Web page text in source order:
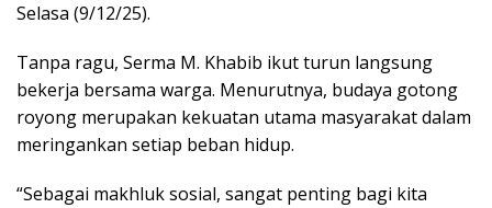
Selasa (9/12/25).
Tanpa ragu, Serma M. Khabib ikut turun langsung
bekerja bersama warga. Menurutnya, budaya gotong
royong merupakan kekuatan utama masyarakat dalam
meringankan setiap beban hidup.
“Sebagai makhluk sosial, sangat penting bagi kita